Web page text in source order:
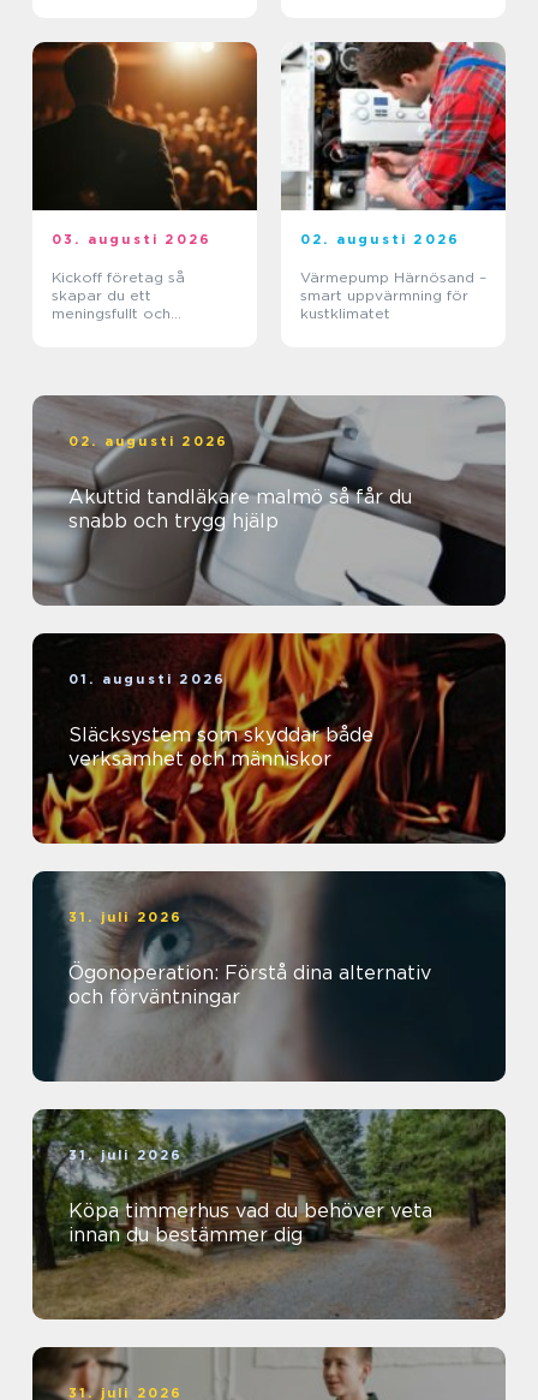
03. augusti 2026
Kickoff företag så
skapar du ett
meningsfullt och
02. augusti 2026
Värmepump Härnösand –
smart uppvärmning för
kustklimatet
02. augusti 2026
Akuttid tandläkare malmö så får du
snabb och trygg hjälp
01. augusti 2026
Släcksystem som skyddar både
verksamhet och människor
31. juli 2026
Ögonoperation: Förstå dina alternativ
och förväntningar
31. juli 2026
Köpa timmerhus vad du behöver veta
innan du bestämmer dig
31. juli 2026